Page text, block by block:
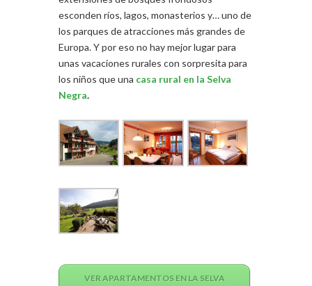
esconden ríos, lagos, monasterios y… uno de
los parques de atracciones más grandes de
Europa. Y por eso no hay mejor lugar para
unas vacaciones rurales con sorpresita para
los niños que una casa rural en la Selva
Negra.
VER APARTAMENTOS EN LA SELVA